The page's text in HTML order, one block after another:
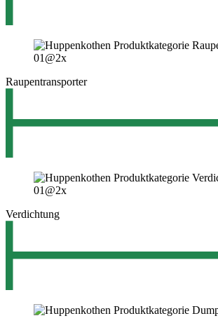
Raupentransporter
Verdichtung